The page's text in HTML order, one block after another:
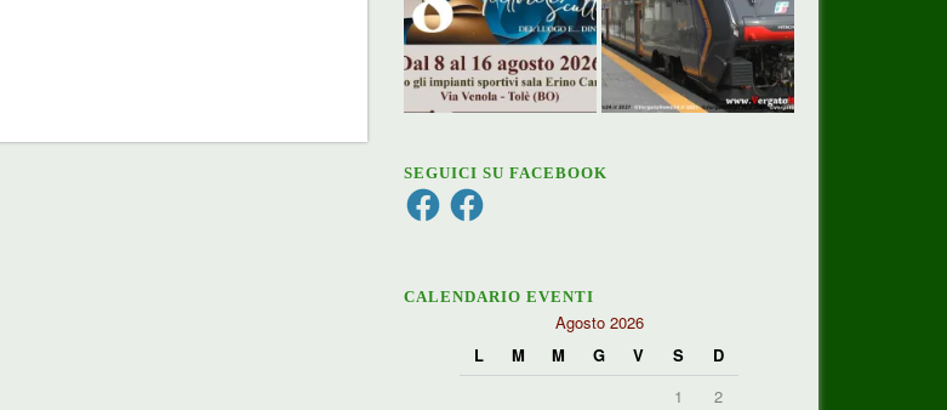
SEGUICI SU FACEBOOK
FacebookFacebook
CALENDARIO EVENTI
Agosto 2026
L
M M G V S
D
1
2